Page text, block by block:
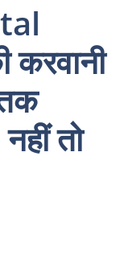
करवानी
तो